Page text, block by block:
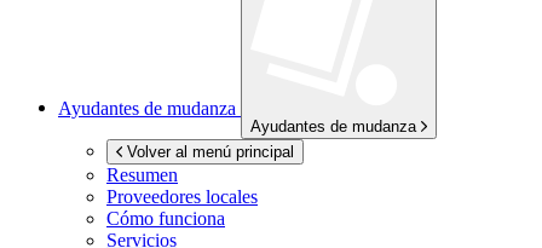
Ayudantes de mudanza
Ayudantes de mudanza
Volver al menú principal
Resumen
Proveedores locales
Cómo funciona
Servicios